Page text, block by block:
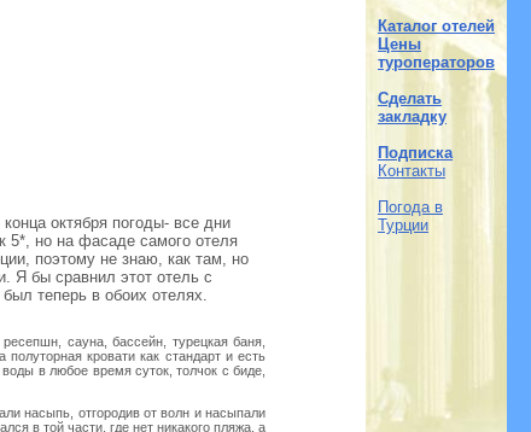
октября погоды- все дни
5*, но на фасаде самого отеля
поэтому не знаю, как там, но
Я бы сравнил этот отель с
теперь в обоих отелях.
сауна, бассейн, турецкая баня,
кровати как стандарт и есть
в любое время суток, толчок с биде,
насыпь, отгородив от волн и насыпали
в той части, где нет никакого пляжа, а
Каталог отелей
Цены
туроператоров
Сделать
закладку
Подписка
Контакты
Погода в
Турции